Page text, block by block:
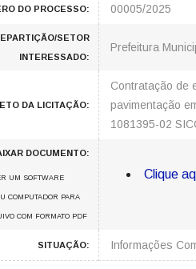
DO PROCESSO: 00005/2025
SETOR
INTERESSADO:
Prefeitura
DA LICITAÇÃO:
Contratação de
pavimentação
1081395-02
DOCUMENTO:
UM SOFTWARE
COMPUTADOR PARA
COM FORMATO PDF
Clique
SITUAÇÃO: Informações